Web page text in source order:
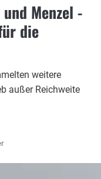
Menzel -
die
weitere
außer Reichweite